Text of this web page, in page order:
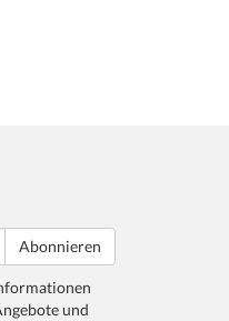
Abonnieren
und